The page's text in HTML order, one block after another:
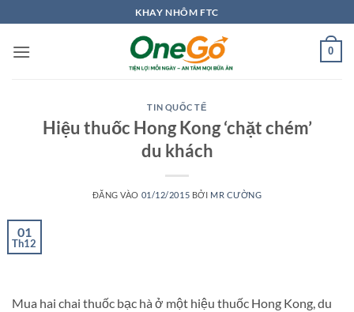
qua
nội
KHAY NHÔM FTC
0
TIN QUỐC TẾ
Hiệu thuốc Hong Kong ‘chặt chém’
du khách
ĐĂNG VÀO 01/12/2015 BỞI MR CƯỜNG
01
Th12
Mua hai chai thuốc bạc hà ở một hiệu thuốc Hong Kong, du